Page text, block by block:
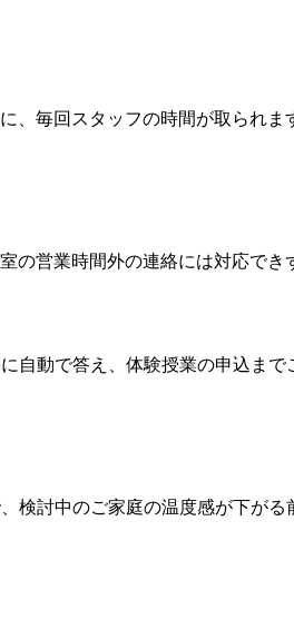
毎回スタッフの時間が取られま
営業時間外の連絡には対応でき
自動で答え、体験授業の申込まで
討中のご家庭の温度感が下がる